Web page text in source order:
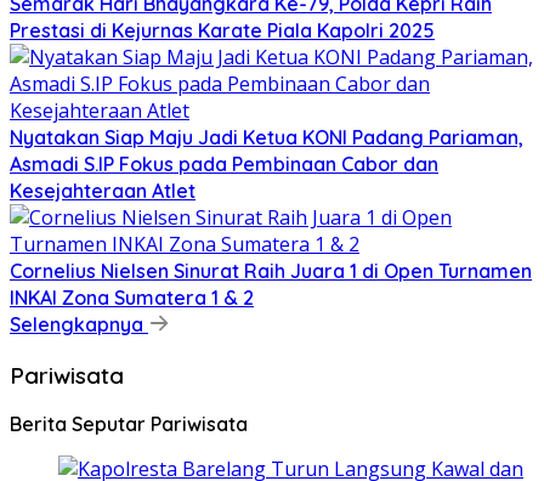
Prestasi di Kejurnas Karate Piala Kapolri 2025
Nyatakan Siap Maju Jadi Ketua KONI Padang Pariaman,
Asmadi S.IP Fokus pada Pembinaan Cabor dan
Kesejahteraan Atlet
Cornelius Nielsen Sinurat Raih Juara 1 di Open Turnamen
INKAI Zona Sumatera 1 & 2
Selengkapnya
Pariwisata
Berita Seputar Pariwisata